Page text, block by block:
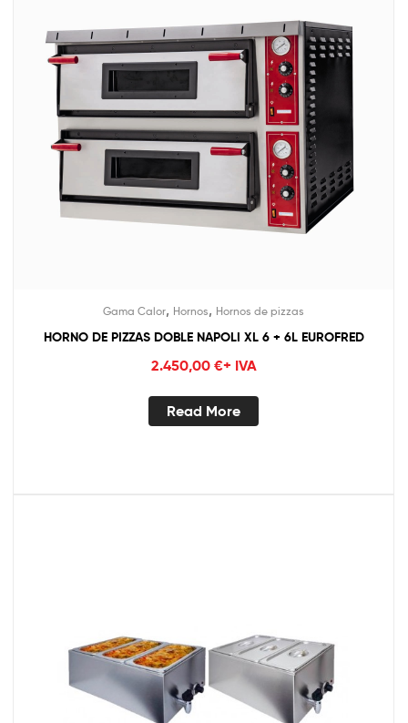
Gama Calor, Hornos, Hornos de pizzas
HORNO DE PIZZAS DOBLE NAPOLI XL 6 + 6L EUROFRED
2.450,00 €+ IVA
Read More